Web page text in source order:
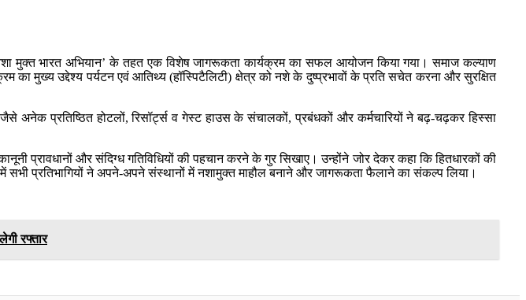
मुक्त भारत अभियान’ के तहत एक विशेष जागरूकता कार्यक्रम का सफल आयोजन किया गया। समाज कल्याण
मुख्य उद्देश्य पर्यटन एवं आतिथ्य (हॉस्पिटैलिटी) क्षेत्र को नशे के दुष्प्रभावों के प्रति सचेत करना और सुरक्षित
अनेक प्रतिष्ठित होटलों, रिसॉर्ट्स व गेस्ट हाउस के संचालकों, प्रबंधकों और कर्मचारियों ने बढ़-चढ़कर हिस्सा
प्रावधानों और संदिग्ध गतिविधियों की पहचान करने के गुर सिखाए। उन्होंने जोर देकर कहा कि हितधारकों की
सभी प्रतिभागियों ने अपने-अपने संस्थानों में नशामुक्त माहौल बनाने और जागरूकता फैलाने का संकल्प लिया।
रफ्तार